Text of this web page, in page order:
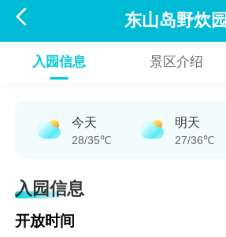
 东山岛野炊园
入园信息 景区介绍
今天
28/35℃
明天
27/36℃
入园信息
开放时间